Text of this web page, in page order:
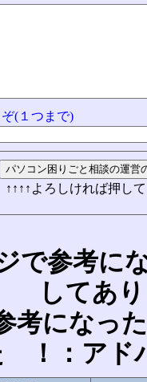
(１つまで)
↑↑↑↑よろしければ押し
で参考に
してあ
になっ
！：アド